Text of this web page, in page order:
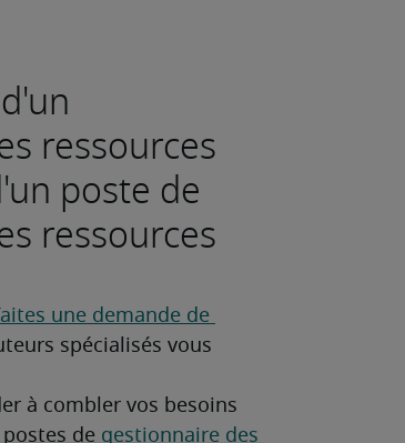
ressources
poste de
ressources
une demande de
spécialisés vous
à combler vos besoins
de gestionnaire des